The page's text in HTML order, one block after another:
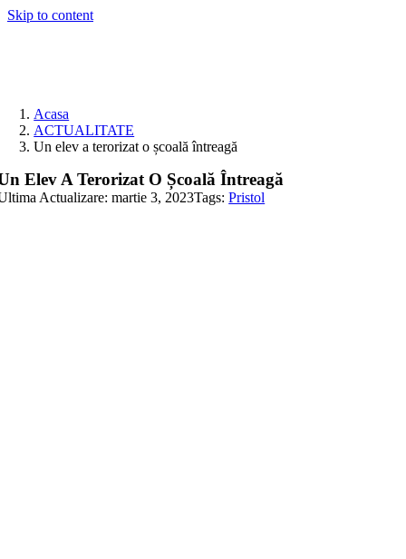
Skip to content
Acasa
ACTUALITATE
Un elev a terorizat o școală întreagă
Elev A Terorizat O Școală Întreagă
Actualizare: martie 3, 2023Tags:Pristol